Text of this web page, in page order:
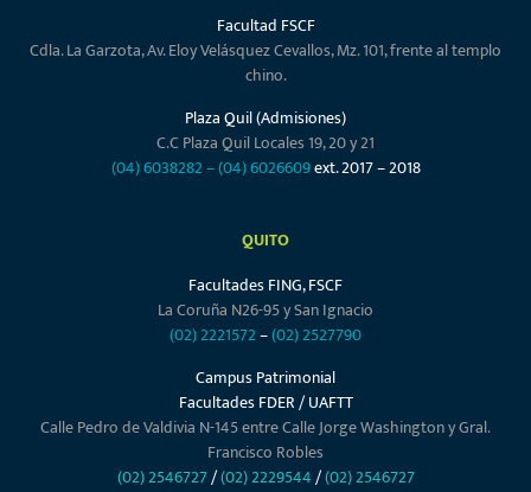
Facultad FSCF
Cdla. La Garzota, Av. Eloy Velásquez Cevallos, Mz. 101, frente al templo
chino.
Plaza Quil (Admisiones)
C.C Plaza Quil Locales 19, 20 y 21
(04) 6038282–(04) 6026609ext. 2017 – 2018
QUITO
Facultades FING, FSCF
La Coruña N26-95 y San Ignacio
(02) 2221572–(02) 2527790
Campus Patrimonial
Facultades FDER / UAFTT
Calle Pedro de Valdivia N-145 entre Calle Jorge Washington y Gral.
Francisco Robles
(02) 2546727/(02) 2229544/(02) 2546727